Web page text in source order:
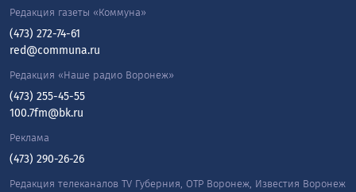
Редакция газеты «Коммуна»
(473) 272-74-61
red@communa.ru
Редакция «Наше радио Воронеж»
(473) 255-45-55
100.7fm@bk.ru
Реклама
(473) 290-26-26
Редакция телеканалов TV Губерния, ОТР Воронеж, Известия Воронеж